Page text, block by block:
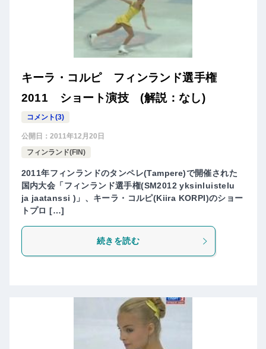
キーラ・コルピ フィンランド選手権
2011 ショート演技 (解説：なし)
コメント(3)
公開日： 2011年12月20日
フィンランド(FIN)
2011年フィンランドのタンペレ(Tampere)で開催された
国内大会「フィンランド選手権(SM2012 yksinluistelu
ja jaatanssi )」、キーラ・コルピ(Kiira KORPI)のショー
トプロ […]
続きを読む